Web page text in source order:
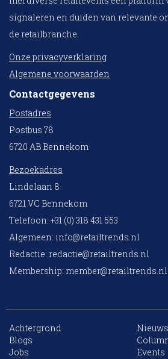
signaleren en duiden van relevante
de retailbranche.
Onze privacyverklaring
Algemene voorwaarden
Contactgegevens
Postadres
Postbus 78
6720 AB Bennekom
Bezoekadres
Lindelaan 8
6721 VC Bennekom
Telefoon: +31 (0) 318 431 553
Algemeen: info@retailtrends.nl
Redactie: redactie@retailtrends.nl
Membership: member@retailtrends.nl
Achtergrond
Nieuws
Blogs
Jobs
Events